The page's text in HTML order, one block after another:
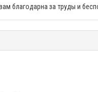
благодарна за труды и